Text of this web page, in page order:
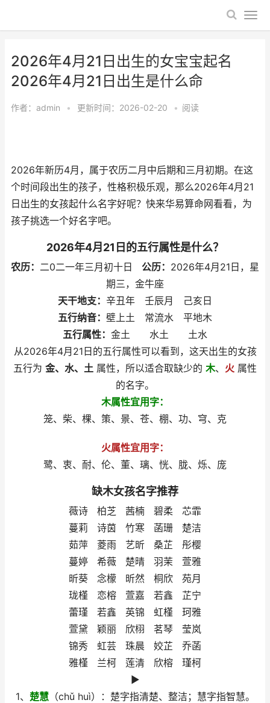
2026年4月21日出生的女宝宝起名
2026年4月21日出生是什么命
作者： admin • 更新时间：2026-02-20 • 阅读
2026年新历4月，属于农历二月中后期和三月初期。在这
个时间段出生的孩子，性格积极乐观，那么2026年4月21
日出生的女孩起什么名字好呢？快来华易算命网看看，为
孩子挑选一个好名字吧。
2026年4月21日的五行属性是什么？
农历： 二0二一年三月初十日 公历： 2026年4月21日，星
期三，金牛座
天干地支： 辛丑年 壬辰月 己亥日
五行纳音： 壁上土 常流水 平地木
五行属性： 金土 水土 土水
从2026年4月21日的五行属性可以看到，这天出生的女孩
五行为 金、水、土 属性，所以适合取缺少的 木、 火 属性
的名字。
木属性宜用字：
笼、柴、棵、策、景、苍、棚、功、穹、克
火属性宜用字：
鹭、衷、耐、伦、董、璃、恍、胧、烁、庞
缺木女孩名字推荐
薇诗 柏芝 茜楠 碧柔 芯霏
蔓莉 诗茵 竹寒 菡珊 楚洁
茹萍 菱雨 艺昕 桑芷 彤樱
蔓婷 希薇 楚晴 羽茉 萱雅
昕葵 念檬 昕然 桐欣 苑月
珑槿 恋榕 萱嘉 若鑫 芷宁
蕾瑾 若鑫 英锦 虹槿 珂雅
萱黛 颖丽 欣栩 茗琴 莹岚
锦秀 虹芸 珠晨 姣芷 乔菡
雅槿 兰柯 莲清 欣榕 瑾柯
►
1、 楚慧（chǔ huì）：楚字指清楚、整洁；慧字指智慧。